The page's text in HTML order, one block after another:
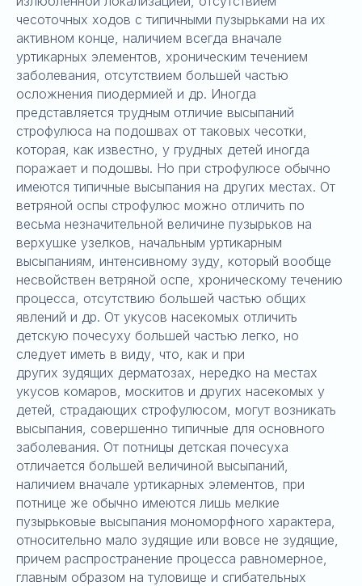
чесоточных ходов с типичными пузырьками на их
активном конце, наличием всегда вначале
уртикарных элементов, хроническим течением
заболевания, отсутствием большей частью
осложнения пиодермией и др. Иногда
представляется трудным отличие высыпаний
строфулюса на подошвах от таковых чесотки,
которая, как известно, у грудных детей иногда
поражает и подошвы. Но при строфулюсе обычно
имеются типичные высыпания на других местах. От
ветряной оспы строфулюс можно отличить по
весьма незначительной величине пузырьков на
верхушке узелков, начальным уртикарным
высыпаниям, интенсивному зуду, который вообще
несвойствен ветряной оспе, хроническому течению
процесса, отсутствию большей частью общих
явлений и др. От укусов насекомых отличить
детскую почесуху большей частью легко, но
следует иметь в виду, что, как и при
других зудящих дерматозах, нередко на местах
укусов комаров, москитов и других насекомых у
детей, страдающих строфулюсом, могут возникать
высыпания, совершенно типичные для основного
заболевания. От потницы детская почесуха
отличается большей величиной высыпаний,
наличием вначале уртикарных элементов, при
потнице же обычно имеются лишь мелкие
пузырьковые высыпания мономорфного характера,
относительно мало зудящие или вовсе не зудящие,
причем распространение процесса равномерное,
главным образом на туловище и сгибательных